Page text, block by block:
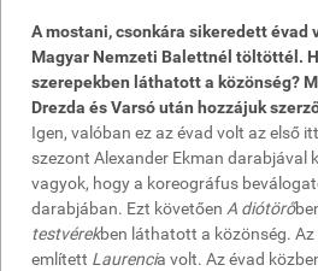
A mostani, csonkára sikeredett évad
Magyar Nemzeti Balettnél töltöttél.
szerepekben láthatott a közönség?
Drezda és Varsó után hozzájuk
Igen, valóban ez az évad volt az első
szezont Alexander Ekman darabjával
vagyok, hogy a koreográfus
darabjában. Ezt követően A diótörő
testvérekben láthatott a közönség.
említett Laurencia volt. Az évad